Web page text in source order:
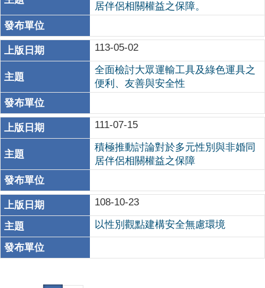
居伴侶相關權益之保障。
113-05-02
全面檢討大眾運輸工具及綠色運具之
便利、友善與安全性
111-07-15
積極推動討論對於多元性別與非婚同
居伴侶相關權益之保障
108-10-23
以性別觀點建構安全無慮環境